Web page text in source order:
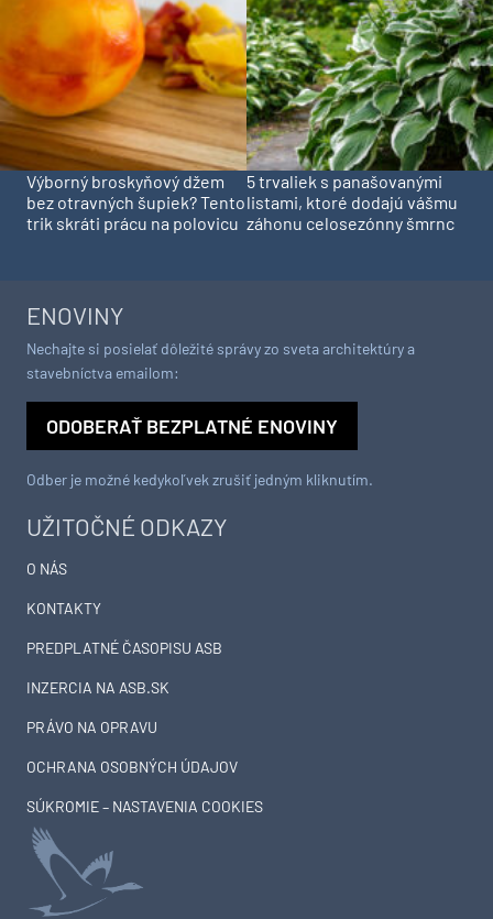
Výborný broskyňový džem
bez otravných šupiek? Tento
trik skráti prácu na polovicu
5 trvaliek s panašovanými
listami, ktoré dodajú vášmu
záhonu celosezónny šmrnc
UŽITOČNÉ ODKAZY
O NÁS
KONTAKTY
PREDPLATNÉ ČASOPISU ASB
INZERCIA NA ASB.SK
PRÁVO NA OPRAVU
OCHRANA OSOBNÝCH ÚDAJOV
SÚKROMIE – NASTAVENIA COOKIES
ENOVINY
Nechajte si posielať dôležité správy zo sveta architektúry a
stavebníctva emailom:
ODOBERAŤ BEZPLATNÉ ENOVINY
Odber je možné kedykoľvek zrušiť jedným kliknutím.